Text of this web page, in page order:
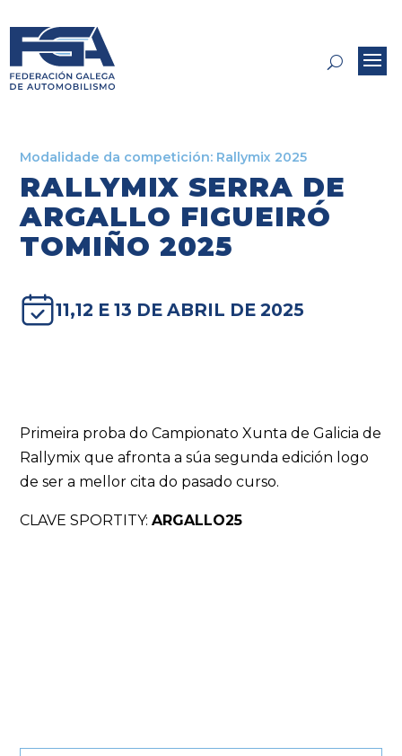
Modalidade da competición: Rallymix 2025
RALLYMIX SERRA DE
ARGALLO FIGUEIRÓ
TOMIÑO 2025
11,12 E 13 DE ABRIL DE 2025
Primeira proba do Campionato Xunta de Galicia de
Rallymix que afronta a súa segunda edición logo
de ser a mellor cita do pasado curso.
CLAVE SPORTITY:ARGALLO25